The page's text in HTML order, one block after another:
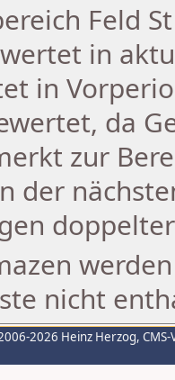
Feld
in
in
da
zur
der
nicht
2026 Heinz Herzog,